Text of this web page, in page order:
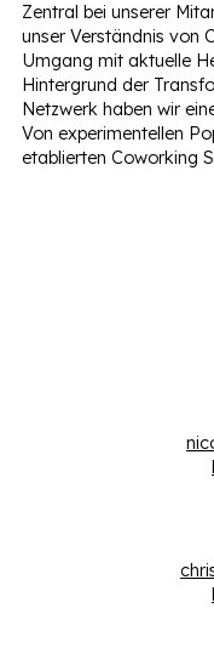
Zentral bei unserer
unser Verständnis von
Umgang mit aktuelle
Hintergrund der
Netzwerk haben wir
Von experimentellen
etablierten Coworking